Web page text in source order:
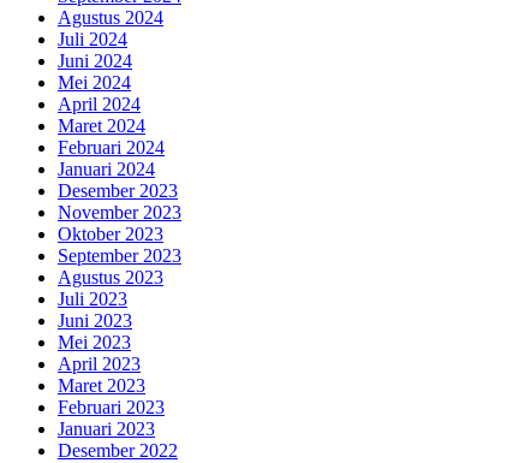
Agustus 2024
Juli 2024
Juni 2024
Mei 2024
April 2024
Maret 2024
Februari 2024
Januari 2024
Desember 2023
November 2023
Oktober 2023
September 2023
Agustus 2023
Juli 2023
Juni 2023
Mei 2023
April 2023
Maret 2023
Februari 2023
Januari 2023
Desember 2022